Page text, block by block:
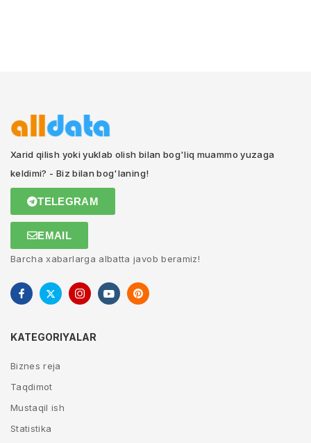
Xarid qilish yoki yuklab olish bilan bog'liq muammo yuzaga
keldimi? - Biz bilan bog'laning!
TELEGRAM
EMAIL
Barcha xabarlarga albatta javob beramiz!
KATEGORIYALAR
Biznes reja
Taqdimot
Mustaqil ish
Statistika